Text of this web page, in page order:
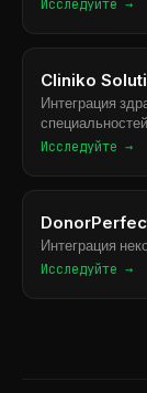
Исследуйте →
Cliniko
Интеграция
специальностей
Исследуйте →
Интеграция
Исследуйте →